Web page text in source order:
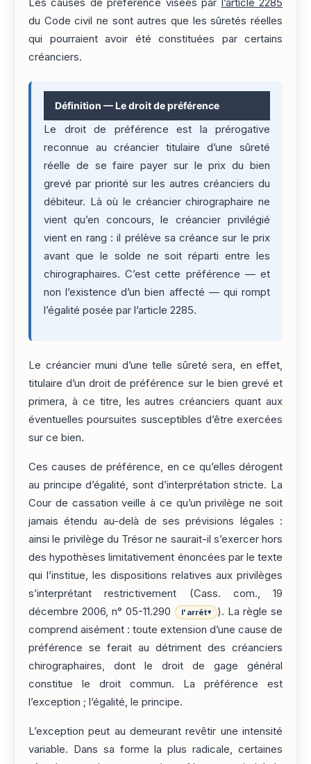
Les causes de préférence visées par
l’article 2285
du Code civil ne sont autres que les sûretés réelles
qui pourraient avoir été constituées par certains
créanciers.
Définition — Le droit de préférence
Le droit de préférence est la prérogative
reconnue au créancier titulaire d’une sûreté
réelle de se faire payer sur le prix du bien
grevé par priorité sur les autres créanciers du
débiteur. Là où le créancier chirographaire ne
vient qu’en concours, le créancier privilégié
vient en rang : il prélève sa créance sur le prix
avant que le solde ne soit réparti entre les
chirographaires. C’est cette préférence — et
non l’existence d’un bien affecté — qui rompt
l’égalité posée par l’article 2285.
Le créancier muni d’une telle sûreté sera, en effet,
titulaire d’un droit de préférence sur le bien grevé et
primera, à ce titre, les autres créanciers quant aux
éventuelles poursuites susceptibles d’être exercées
sur ce bien.
Ces causes de préférence, en ce qu’elles dérogent
au principe d’égalité, sont d’interprétation stricte. La
Cour de cassation veille à ce qu’un privilège ne soit
jamais étendu au-delà de ses prévisions légales :
ainsi le privilège du Trésor ne saurait-il s’exercer hors
des hypothèses limitativement énoncées par le texte
qui l’institue, les dispositions relatives aux privilèges
s’interprétant restrictivement (Cass. com., 19
décembre 2006, n° 05-11.290
l'arrêt▾
). La règle se
comprend aisément : toute extension d’une cause de
préférence se ferait au détriment des créanciers
chirographaires, dont le droit de gage général
constitue le droit commun. La préférence est
l’exception ; l’égalité, le principe.
L’exception peut au demeurant revêtir une intensité
variable. Dans sa forme la plus radicale, certaines